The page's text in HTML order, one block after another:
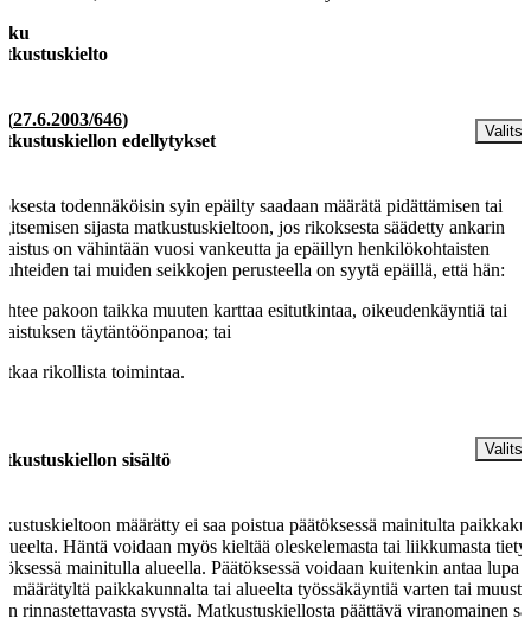
(27.6.2003/646)
edellytykset
todennäköisin syin epäilty saadaan määrätä pidättämisen tai
sijasta matkustuskieltoon, jos rikoksesta säädetty ankarin
on vähintään vuosi vankeutta ja epäillyn henkilökohtaisten
tai muiden seikkojen perusteella on syytä epäillä, että hän:
pakoon taikka muuten karttaa esitutkintaa, oikeudenkäyntiä tai
täytäntöönpanoa; tai
rikollista toimintaa.
sisältö
määrätty ei saa poistua päätöksessä mainitulta
Häntä voidaan myös kieltää oleskelemasta tai liikkumasta
mainitulla alueella. Päätöksessä voidaan kuitenkin antaa lupa
määrätyltä paikkakunnalta tai alueelta työssäkäyntiä varten tai muusta
rinnastettavasta syystä. Matkustuskiellosta päättävä viranomainen